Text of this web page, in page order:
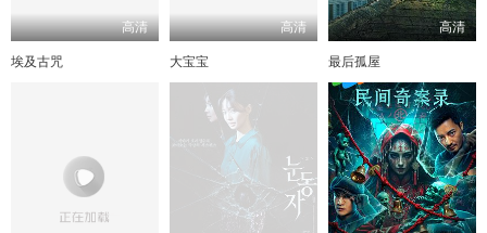
高清
埃及古咒
高清
大宝宝
高清
最后孤屋